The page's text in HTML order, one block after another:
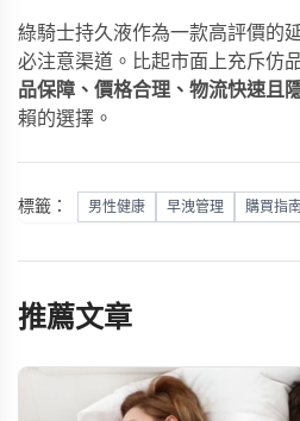
綠騎士持久液作為一款高評價的
必注意渠道。比起市面上充斥仿
品保障、價格合理、物流快速且
賴的選擇。
標籤： 男性健康 早洩管理 購買指南
推薦文章